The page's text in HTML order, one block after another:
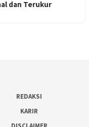
dan Terukur
REDAKSI
KARIR